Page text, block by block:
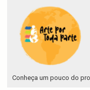
Conheça um pouco do